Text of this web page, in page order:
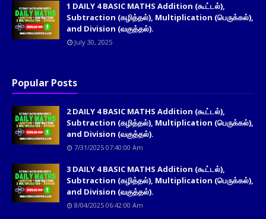
1 DAILY 4 BASIC MATHS Addition (கூட்டல்),
Subtraction (கழித்தல்), Multiplication (பெருக்கல்),
and Division (வகுத்தல்).
July 30, 2025
Popular Posts
2 DAILY 4 BASIC MATHS Addition (கூட்டல்),
Subtraction (கழித்தல்), Multiplication (பெருக்கல்),
and Division (வகுத்தல்).
7/31/2025 07:40:00 Am
3 DAILY 4 BASIC MATHS Addition (கூட்டல்),
Subtraction (கழித்தல்), Multiplication (பெருக்கல்),
and Division (வகுத்தல்).
8/04/2025 06:42:00 Am